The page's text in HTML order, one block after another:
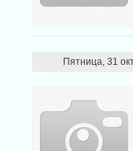
Пятница, 31